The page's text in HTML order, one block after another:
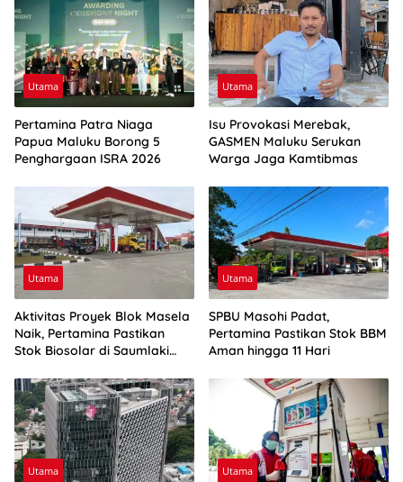
Utama
Pertamina Patra Niaga
Papua Maluku Borong 5
Penghargaan ISRA 2026
Utama
Isu Provokasi Merebak,
GASMEN Maluku Serukan
Warga Jaga Kamtibmas
Utama
Aktivitas Proyek Blok Masela
Naik, Pertamina Pastikan
Stok Biosolar di Saumlaki
Utama
SPBU Masohi Padat,
Pertamina Pastikan Stok BBM
Aman hingga 11 Hari
Utama Utama